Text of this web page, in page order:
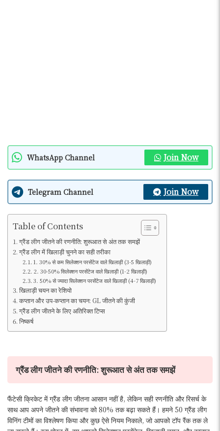
WhatsApp Channel Join Now
Telegram Channel Join Now
Table of Contents
ग्रैंड लीग जीतने की रणनीति: शुरूआत से अंत तक समझें
ग्रैंड लीग में खिलाड़ी चुनने का सही तरीका
1. 30% से कम सिलेक्शन परसेंटेज वाले खिलाड़ी (3-5 खिलाड़ी)
2. 30-50% सिलेक्शन परसेंटेज वाले खिलाड़ी (1-2 खिलाड़ी)
3. 50% से ज्यादा सिलेक्शन परसेंटेज वाले खिलाड़ी (4-7 खिलाड़ी)
खिलाड़ी चयन का रेशियो
कप्तान और उप-कप्तान का चयन: GL जीतने की कुंजी
ग्रैंड लीग जीतने के लिए अतिरिक्त टिप्स
निष्कर्ष
ग्रैंड लीग जीतने की रणनीति: शुरूआत से अंत तक समझें
फैंटेसी क्रिकेट में ग्रैंड लीग जीतना आसान नहीं है, लेकिन सही रणनीति और रिसर्च के
साथ आप अपने जीतने की संभावना को 80% तक बढ़ा सकते हैं। हमने 50 ग्रैंड लीग
विनिंग टीमों का विश्लेषण किया और कुछ ऐसे नियम निकाले, जो आपको टॉप रैंक तक ले